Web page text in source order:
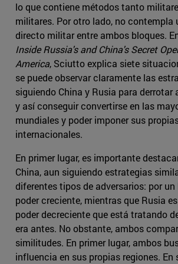
lo que contiene métodos tanto
militares. Por otro lado, no contempla
directo militar entre ambos bloques.
Inside Russia's and China's Secret
America, Sciutto explica siete
se puede observar claramente las
siguiendo China y Rusia para derrotar
y así conseguir convertirse en las
mundiales y poder imponer sus
internacionales.
En primer lugar, es importante
China, aun siguiendo estrategias
diferentes tipos de adversarios: por un
poder creciente, mientras que Rusia
poder decreciente que está tratando
era antes. No obstante, ambos
similitudes. En primer lugar, ambos
influencia en sus propias regiones. En